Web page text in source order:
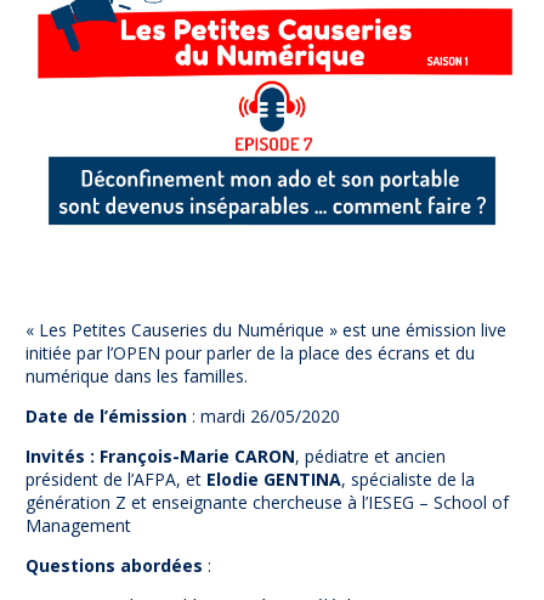
NUAJE : NUmérique et Appropriation par la Jeunesse
Parents Sentinelles des écrans
Pari Risqué : Prévenir l’addiction aux jeux d’argent en
Contact
Newsletter
« Les Petites Causeries du Numérique » est une émission live
initiée par l’OPEN pour parler de la place des écrans et du
numérique dans les familles.
Date de l’émission : mardi 26/05/2020
Invités : François-Marie CARON, pédiatre et ancien
président de l’AFPA, et Elodie GENTINA, spécialiste de la
génération Z et enseignante chercheuse à l’IESEG – School of
Management
Questions abordées :